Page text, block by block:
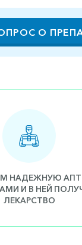
О
НАДЕЖНУЮ
И В НЕЙ
ЛЕКАРСТВО